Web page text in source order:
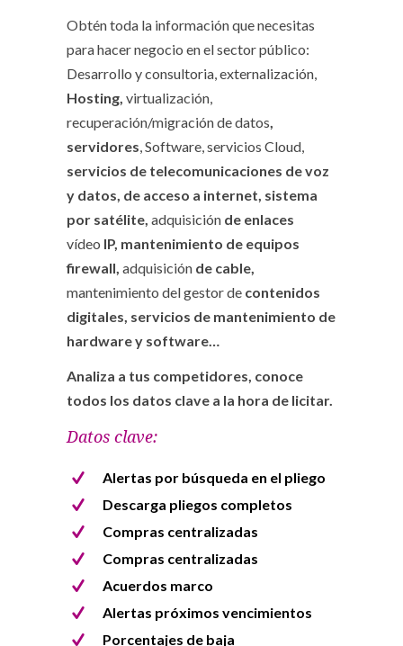
Obtén toda la información que necesitas
para hacer negocio en el sector público:
Desarrollo y consultoria, externalización,
Hosting, virtualización,
recuperación/migración de datos,
servidores, Software, servicios Cloud,
servicios de telecomunicaciones de voz
y datos, de acceso a internet, sistema
por satélite, adquisición de enlaces
vídeo IP, mantenimiento de equipos
firewall, adquisición de cable,
mantenimiento del gestor de contenidos
digitales, servicios de mantenimiento de
hardware y software…
Analiza a tus competidores, conoce
todos los datos clave a la hora de licitar.
Datos clave:
Alertas por búsqueda en el pliego
Descarga pliegos completos
Compras centralizadas
Compras centralizadas
Acuerdos marco
Alertas próximos vencimientos
Porcentajes de baja